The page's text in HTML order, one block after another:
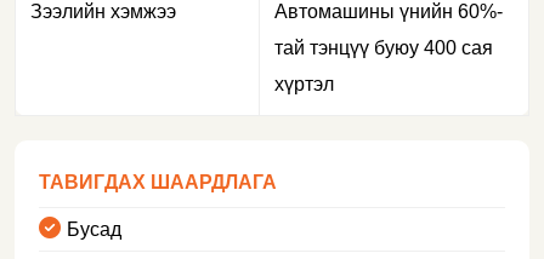
Зээлийн хэмжээ
Автомашины үнийн 60%-
тай тэнцүү буюу 400 сая
хүртэл
ТАВИГДАХ ШААРДЛАГА
Бусад